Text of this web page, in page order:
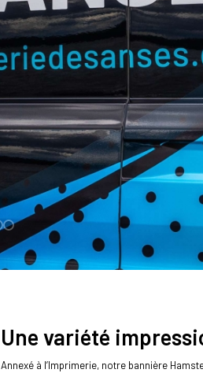
Une variété
Annexé à l’Imprimerie, notre bannière